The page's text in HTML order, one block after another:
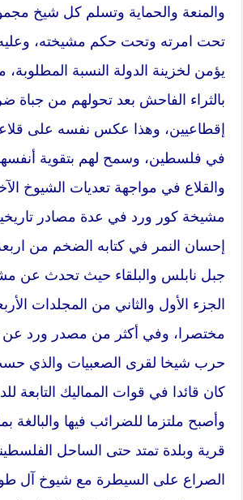
والمنعة والحماية وتسلم كل شيخ
تحت امرته وتحت حكم مشيخته، وعليه
يؤمن لخزينة الدولة النسبة
بالثراء الفاحش بعد تحولهم من جباة
إقطاعيين، وهذا عكس نفسه على
في فلسطين، وسمح لهم بتقوية
والقلاع في مواجهة تعديات الشيوخ
مشيخة كور ورد في عدة مصادر
إحسان النمر في كتابه الضخم من
جبل نابلس والبلقاء حيث تحدث عن
الجزء الأول والثاني من المجلدات
مختصرا، وفي أكثر من مصدر ورد عن
حرب شيخا لقرى الصعبيات والذي
كان قائدا في قوات المماليك التابعة
قرية وبلدة تمتد حتى الساحل
الصراع على السيطرة مع شيوخ آل